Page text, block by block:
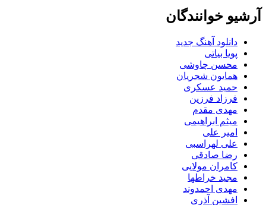
خوانندگان
دانلود آهنگ جدید
پویا بیاتی
محسن چاوشی
همایون شجریان
حمید عسکری
فرزاد فرزین
مهدی مقدم
میثم ابراهیمی
امیر علی
علی لهراسبی
رضا صادقی
کامران مولایی
مجید خراطها
مهدی احمدوند
افشین آذری